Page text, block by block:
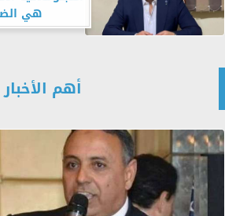
هي
أهم الأخبار